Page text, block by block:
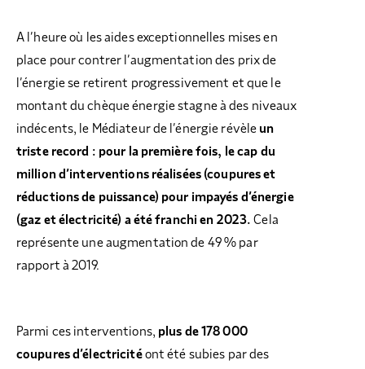
A l’heure où les aides exceptionnelles mises en
place pour contrer l’augmentation des prix de
l’énergie se retirent progressivement et que le
montant du chèque énergie stagne à des niveaux
indécents, le Médiateur de l’énergie révèle un
triste record : pour la première fois, le cap du
million d’interventions réalisées (coupures et
réductions de puissance) pour impayés d’énergie
(gaz et électricité) a été franchi en 2023. Cela
représente une augmentation de 49 % par
rapport à 2019.
Parmi ces interventions, plus de 178 000
coupures d’électricitéont été subies par des